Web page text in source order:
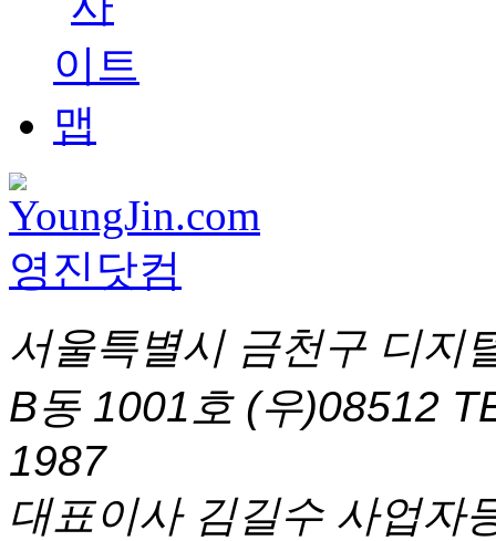
서울특별시 금천구 디지
B동 1001호 (우)08512
1987
대표이사 김길수 사업자